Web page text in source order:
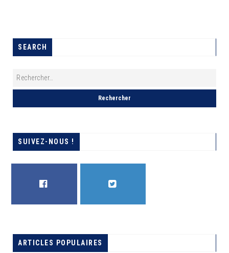
SEARCH
SUIVEZ-NOUS !
ARTICLES POPULAIRES